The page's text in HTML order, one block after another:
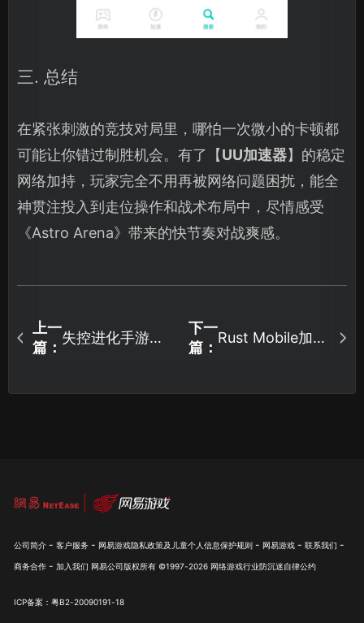
三. 总结
在紧张刺激的竞技对局里，哪怕一次微小的卡顿都
可能让你错过制胜机会。有了【UU加速器】的稳定
网络加持，玩家完全不用再被网络问题困扰，能全
神贯注投入到走位操作和战术布局中，尽情感受
《Astro Arena》带来的快节奏对战爽感。
上一
篇：
失控进化手游加
下一
篇：
Rust Mobile加速
公司简介 - 客户服务 - 网易游戏隐私政策及儿童个人信息保护规则 - 网易游戏 - 联系我们 -
商务合作 - 加入我们 网易公司版权所有 ©1997-2026 网络游戏行业防沉迷自律公约
ICP备案：粤B2-20090191-18